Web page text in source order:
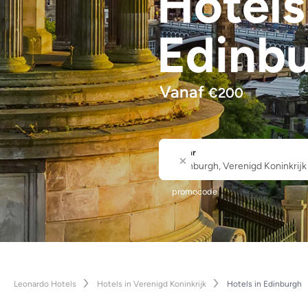
Vanaf€200
Waar
Stad of hotelnaam
promocode
Leonardo Hotels Hotels in Verenigd Koninkrijk Hotels in Edinburgh